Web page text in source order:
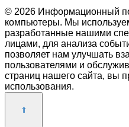
© 2026 Информационный
компьютеры. Мы
разработанные нашими
лицами, для анализа
позволяет нам улучшать
пользователями и
страниц нашего сайта, вы
использования.